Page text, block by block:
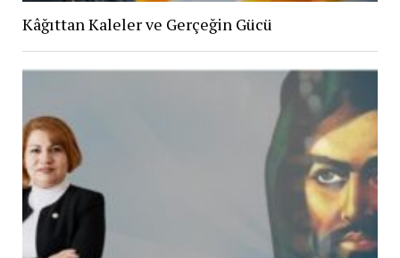
Kâğıttan Kaleler ve Gerçeğin Gücü